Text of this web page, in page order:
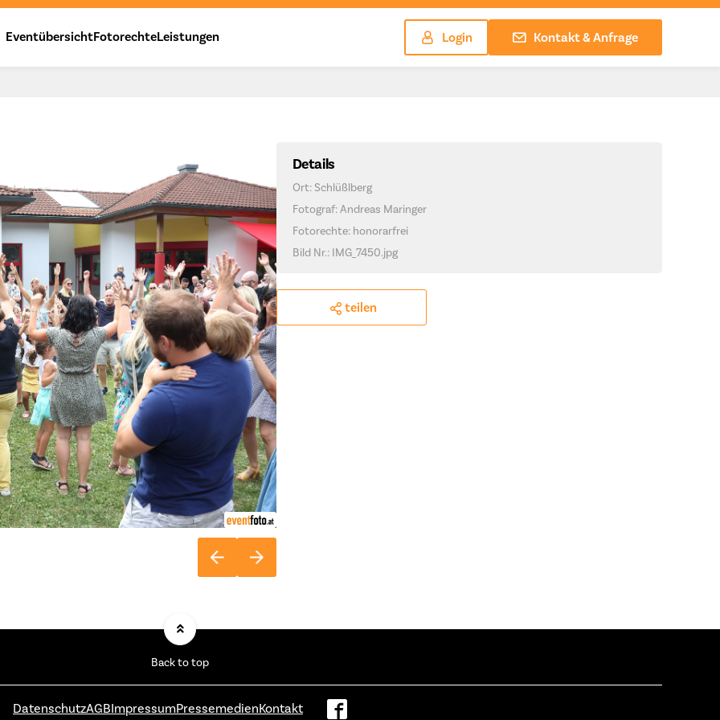
EventübersichtFotorechteLeistungen Login Kontakt & Anfrage
Details
Ort: Schlüßlberg
Fotograf: Andreas Maringer
Fotorechte: honorarfrei
Bild Nr.: IMG_7450.jpg
teilen
Back to top
DatenschutzAGBImpressumPressemedienKontakt